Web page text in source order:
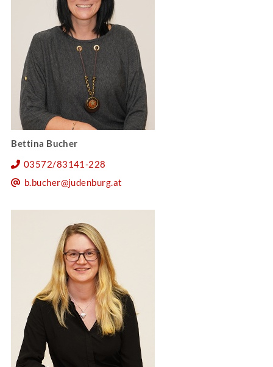
Bettina Bucher
03572/83141-228
b.bucher@judenburg.at